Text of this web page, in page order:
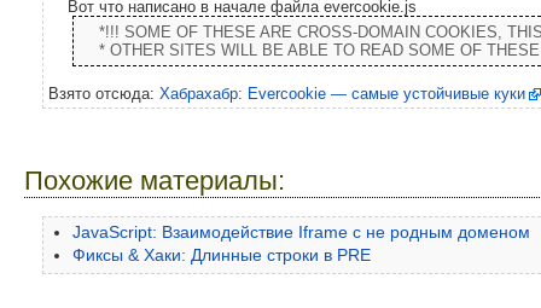
Вот что написано в начале файла evercookie.js
*!!! SOME OF THESE ARE CROSS-DOMAIN COOKIES,
* OTHER SITES WILL BE ABLE TO READ SOME OF
Взято отсюда: Хабрахабр: Evercookie — самые устойчивые куки
Похожие материалы:
JavaScript: Взаимодействие Iframe с не родным доменом
Фиксы & Хаки: Длинные строки в PRE